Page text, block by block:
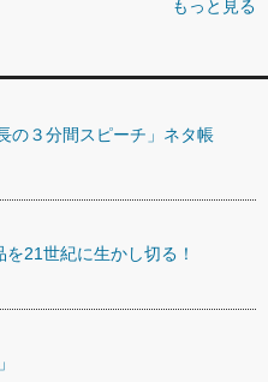
もっと見る
の３分間スピーチ」ネタ帳
21世紀に生かし切る！